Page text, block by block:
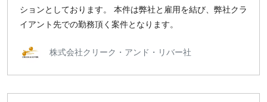
ションとしております。 本件は弊社と雇用を結び、弊社クラ
イアント先での勤務頂く案件となります。
株式会社クリーク・アンド・リバー社